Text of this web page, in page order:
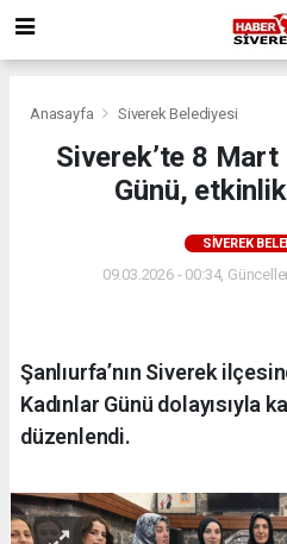
Anasayfa Siverek Belediyesi
Siverek’te 8 Mart
Günü,
SIVEREK
09.03.2026 - 00:34,
Şanlıurfa’nın Siverek
Kadınlar Günü dolayısıyla
düzenlendi.